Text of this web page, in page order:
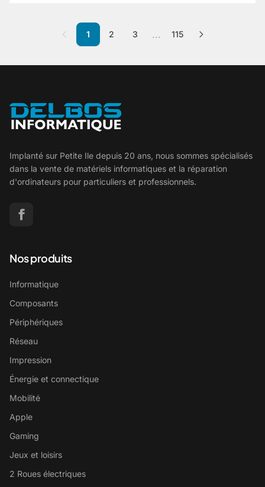
1 2 3 ... 115
Implanté sur Petite Ile depuis 20 ans, nous sommes spécialisés
dans la vente de matériels informatiques et la réparation
d'ordinateurs pour particuliers et professionnels.
Nos produits
Informatique
Composants
Périphériques
Réseau
Impression
Énergie et connectique
Mobilité
Apple
Gaming
Jeux et loisirs
2 Roues électriques